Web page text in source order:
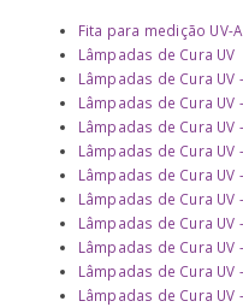
Fita para medição UV-A
Lâmpadas de Cura UV
Lâmpadas de Cura UV
Lâmpadas de Cura
Lâmpadas de Cura
Lâmpadas de Cura UV
Lâmpadas de Cura UV
Lâmpadas de Cura UV
Lâmpadas de Cura UV
Lâmpadas de Cura UV
Lâmpadas de Cura UV
Lâmpadas de Cura UV